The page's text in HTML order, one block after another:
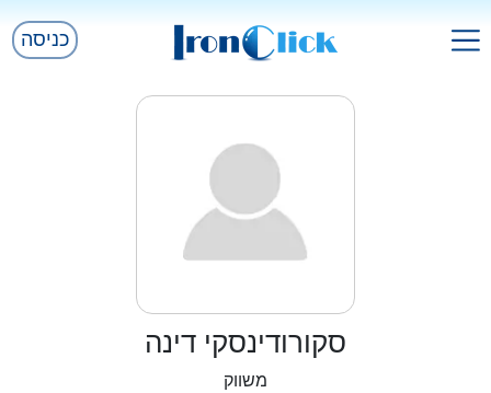
כניסה
סקורודינסקי דינה
משווק